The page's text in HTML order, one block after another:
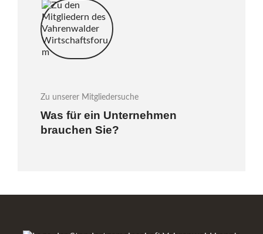
Zu unserer Mitgliedersuche
Was für ein Unternehmen
brauchen Sie?